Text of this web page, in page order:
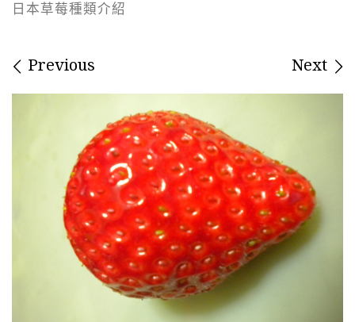
日本草莓種類介紹
Images navigation
Previous Next